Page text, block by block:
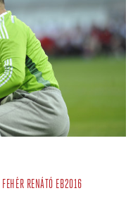
FEHÉR RENÁTÓ EB2016